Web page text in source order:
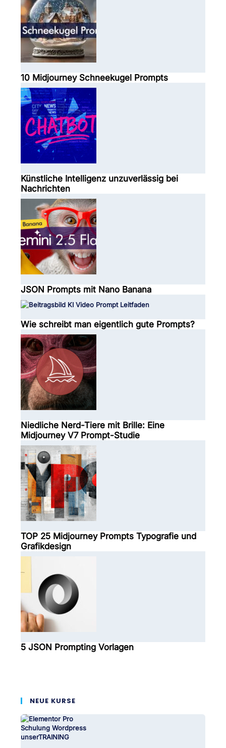
10 Midjourney Schneekugel Prompts
Künstliche Intelligenz unzuverlässig bei
Nachrichten
JSON Prompts mit Nano Banana
Wie schreibt man eigentlich gute Prompts?
Niedliche Nerd-Tiere mit Brille: Eine
Midjourney V7 Prompt-Studie
TOP 25 Midjourney Prompts Typografie und
Grafikdesign
5 JSON Prompting Vorlagen
NEUE KURSE